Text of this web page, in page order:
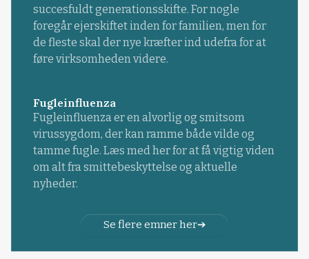
succesfuldt generationsskifte. For nogle
foregår ejerskiftet inden for familien, men for
de fleste skal der nye kræfter ind udefra for at
føre virksomheden videre.
Fugleinfluenza
Fugleinfluenza er en alvorlig og smitsom
virussygdom, der kan ramme både vilde og
tamme fugle. Læs med her for at få vigtig viden
om alt fra smittebeskyttelse og aktuelle
nyheder.
Se flere emner her